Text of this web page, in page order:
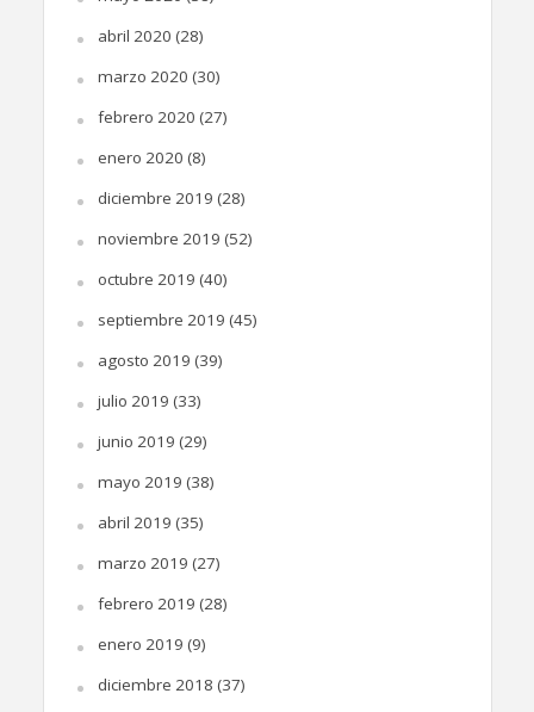
abril 2020 (28)
marzo 2020 (30)
febrero 2020 (27)
enero 2020 (8)
diciembre 2019 (28)
noviembre 2019 (52)
octubre 2019 (40)
septiembre 2019 (45)
agosto 2019 (39)
julio 2019 (33)
junio 2019 (29)
mayo 2019 (38)
abril 2019 (35)
marzo 2019 (27)
febrero 2019 (28)
enero 2019 (9)
diciembre 2018 (37)